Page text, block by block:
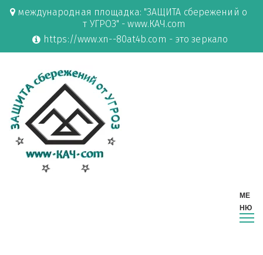
международная площадка: "ЗАЩИТА сбережений о
т УГРОЗ" - www.КАЧ.com
https://www.xn--80at4b.com - это зеркало